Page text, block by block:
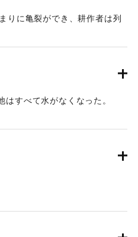
りに亀裂ができ、耕作者は列
すべて水がなくなった。